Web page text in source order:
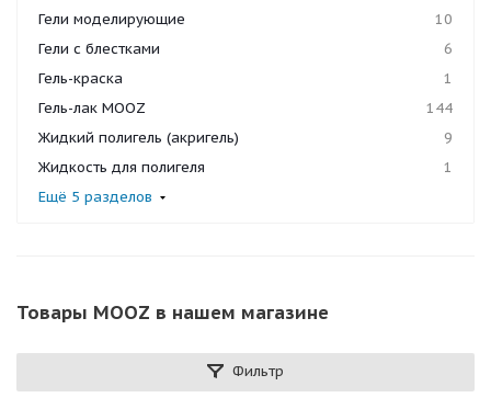
Гели моделирующие
10
Гели с блестками
6
Гель-краска
1
Гель-лак MOOZ
144
Жидкий полигель (акригель)
9
Жидкость для полигеля
1
Ещё 5 разделов
Товары MOOZ в нашем магазине
Фильтр